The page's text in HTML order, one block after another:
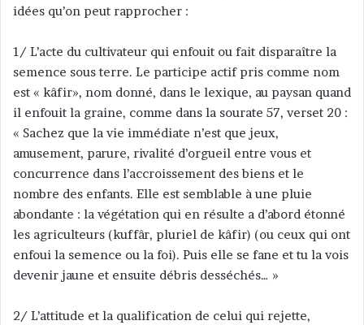
idées qu’on peut rapprocher :
1/ L’acte du cultivateur qui enfouit ou fait disparaître la
semence sous terre. Le participe actif pris comme nom
est « kâfir», nom donné, dans le lexique, au paysan quand
il enfouit la graine, comme dans la sourate 57, verset 20 :
« Sachez que la vie immédiate n’est que jeux,
amusement, parure, rivalité d’orgueil entre vous et
concurrence dans l’accroissement des biens et le
nombre des enfants. Elle est semblable à une pluie
abondante : la végétation qui en résulte a d’abord étonné
les agriculteurs (kuffâr, pluriel de kâfir) (ou ceux qui ont
enfoui la semence ou la foi). Puis elle se fane et tu la vois
devenir jaune et ensuite débris desséchés… »
2/ L’attitude et la qualification de celui qui rejette,